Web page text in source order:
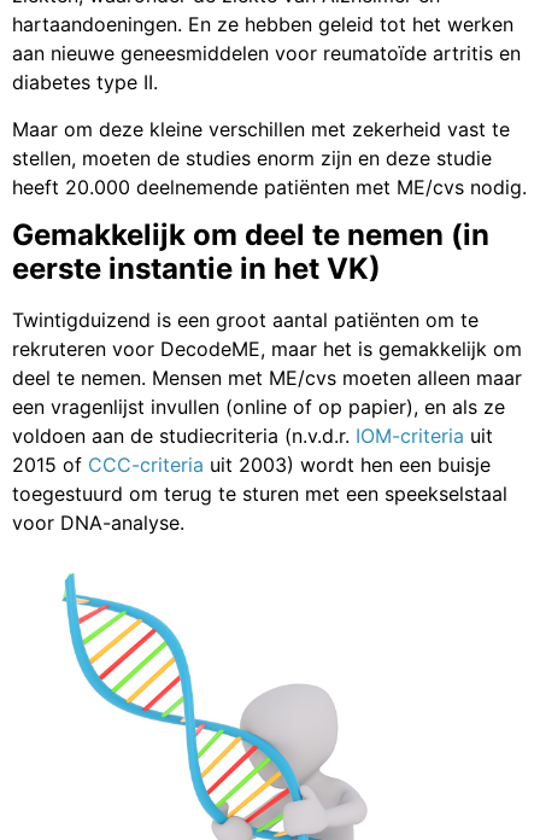
hartaandoeningen. En ze hebben geleid tot het werken
aan nieuwe geneesmiddelen voor reumatoïde artritis en
diabetes type II.
Maar om deze kleine verschillen met zekerheid vast te
stellen, moeten de studies enorm zijn en deze studie
heeft 20.000 deelnemende patiënten met ME/cvs nodig.
Gemakkelijk om deel te nemen (in
eerste instantie in het VK)
Twintigduizend is een groot aantal patiënten om te
rekruteren voor DecodeME, maar het is gemakkelijk om
deel te nemen. Mensen met ME/cvs moeten alleen maar
een vragenlijst invullen (online of op papier), en als ze
voldoen aan de studiecriteria (n.v.d.r. IOM-criteria uit
2015 of CCC-criteria uit 2003) wordt hen een buisje
toegestuurd om terug te sturen met een speekselstaal
voor DNA-analyse.